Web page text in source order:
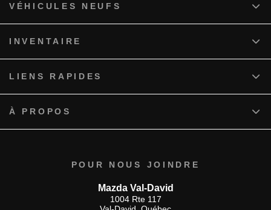
POUR NOUS JOINDRE
Mazda Val-David
1004 Rte 117
VÉHICULES NEUFS
INVENTAIRE
LIENS RAPIDES
À PROPOS